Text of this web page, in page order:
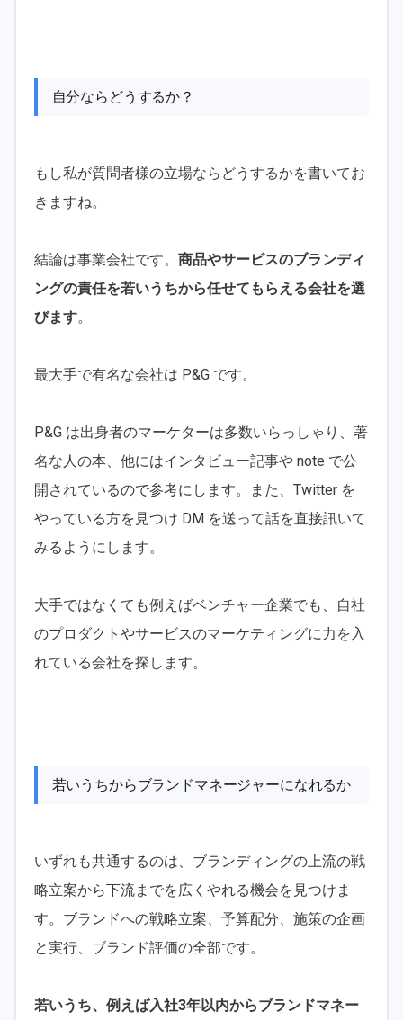
自分ならどうするか？
もし私が質問者様の立場ならどうするかを書いてお
きますね。
結論は事業会社です。 商品やサービスのブランディ
ングの責任を若いうちから任せてもらえる会社を選
びます。
最大手で有名な会社は P&G です。
P&G は出身者のマーケターは多数いらっしゃり、著
名な人の本、他にはインタビュー記事や note で公
開されているので参考にします。また、Twitter を
やっている方を見つけ DM を送って話を直接訊いて
みるようにします。
大手ではなくても例えばベンチャー企業でも、自社
のプロダクトやサービスのマーケティングに力を入
れている会社を探します。
若いうちからブランドマネージャーになれるか
いずれも共通するのは、ブランディングの上流の戦
略立案から下流までを広くやれる機会を見つけま
す。ブランドへの戦略立案、予算配分、施策の企画
と実行、ブランド評価の全部です。
若いうち、例えば入社3年以内からブランドマネー